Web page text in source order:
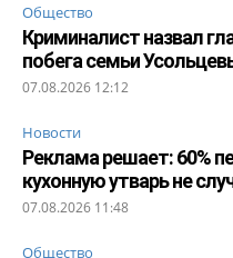
Общество
Криминалист назвал
побега семьи
07.08.2026 12:12
Новости
Реклама решает: 60%
кухонную утварь не
07.08.2026 11:48
Общество